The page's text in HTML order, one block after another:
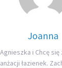
Joanna
i Chcę
łazienek.